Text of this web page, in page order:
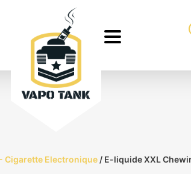
Cigarette Electronique / E-liquide XXL